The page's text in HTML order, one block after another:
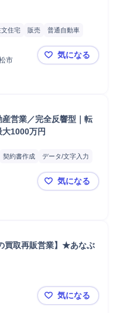
文住宅 販売 普通自動車
市
【住宅営業
気になる
産営業／完全反響型｜転
1000万円
契約書作成
データ/文字入力
【徳島or高
気になる
買取再販営業】★あなぶ
【高松勤務
気になる